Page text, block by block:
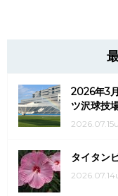
2026年3
ツ沢球技
タイタン